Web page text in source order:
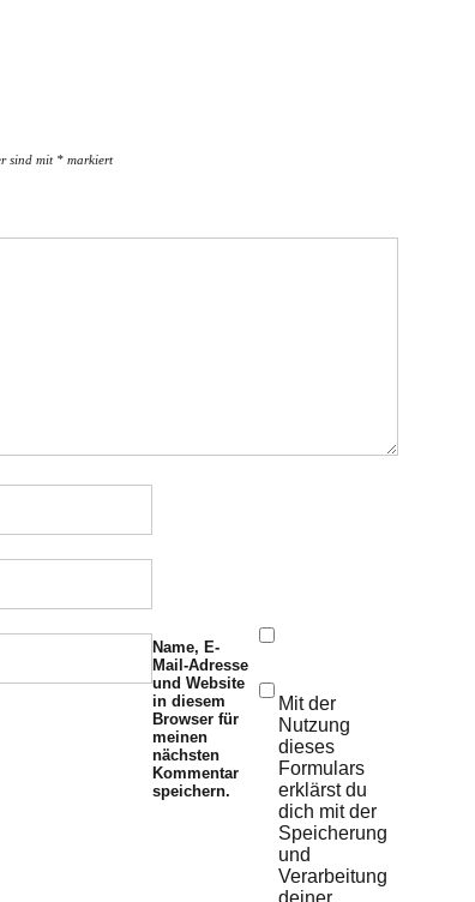
sind mit * markiert
Name, E-
Mail-Adresse
und Website
in diesem
Browser für
meinen
nächsten
Kommentar
speichern.
Mit der
Nutzung
dieses
Formulars
erklärst du
dich mit der
Speicherung
und
Verarbeitung
deiner